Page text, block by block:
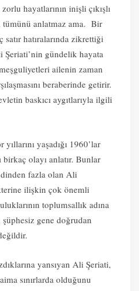
hayatlarının inişli çıkışlı
tümünü anlatmaz ama. Bir
hatıralarında zikrettiği
gündelik hayata
ailenin zaman
beraberinde getirir.
baskıcı aygıtlarıyla ilgili
yaşadığı 1960’lar
birkaç olayı anlatır. Bunlar
fazla olan Ali
ilişkin çok önemli
toplumsallık adına
gene doğrudan
yansıyan Ali Şeriati,
sınırlarda olduğunu